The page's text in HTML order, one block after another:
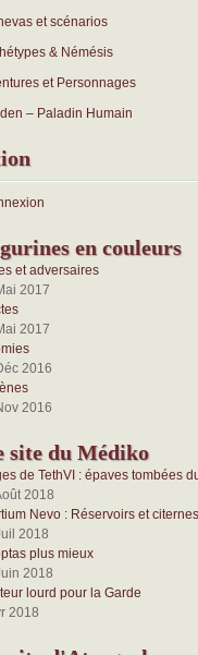
et scénarios
& Némésis
et Personnages
– Paladin Humain
en couleurs
et adversaires
2017
2017
2016
2016
site du Médiko
de TethVI : épaves tombées
2018
Nevo : Réservoirs et citernes
2018
plus mieux
2018
lourd pour la Garde
2018